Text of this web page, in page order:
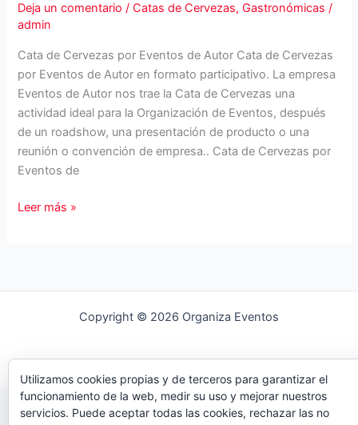
Deja un comentario /Catas de Cervezas,Gastronómicas /
admin
Cata de Cervezas por Eventos de Autor Cata de Cervezas
por Eventos de Autor en formato participativo. La empresa
Eventos de Autor nos trae la Cata de Cervezas una
actividad ideal para la Organización de Eventos, después
de un roadshow, una presentación de producto o una
reunión o convención de empresa.. Cata de Cervezas por
Eventos de
Cata
Leer más »
Copyright © 2026 Organiza Eventos
Utilizamos cookies propias y de terceros para garantizar el
funcionamiento de la web, medir su uso y mejorar nuestros
servicios. Puede aceptar todas las cookies, rechazar las no